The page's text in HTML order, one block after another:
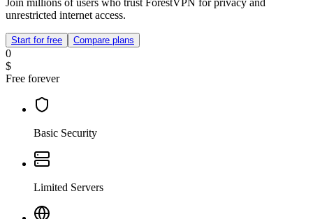
Join millions of users who trust ForestVPN for privacy and
unrestricted internet access.
Start for free Compare plans
0
$
Free forever
Basic Security
Limited Servers